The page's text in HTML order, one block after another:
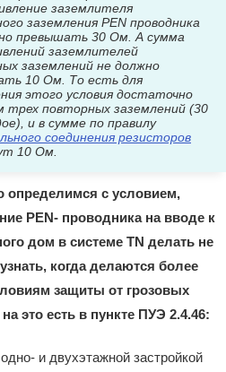
заземлителя
заземления PEN проводника
превышать 30 Ом. А сумма
заземлителей
заземлений не должно
10 Ом. То есть для
этого условия достаточно
трех повторных заземлений (30
и в сумме по правилу
соединения резисторов
10 Ом.
определимся с условием,
PEN- проводника на вводе к
дом в системе TN делать не
когда делаются более
защиты от грозовых
это есть в пункте ПУЭ 2.4.46:
и двухэтажной застройкой